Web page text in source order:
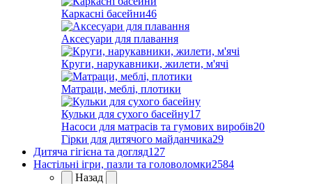
Каркасні басейни46
Аксесуари для плавання
Круги, нарукавники, жилети, м'ячі
Матраци, меблі, плотики
Кульки для сухого басейну17
Насоси для матрасів та гумових виробів20
Гірки для дитячого майданчика29
Дитяча гігієна та догляд127
Настільні ігри, пазли та головоломки2584
Назад